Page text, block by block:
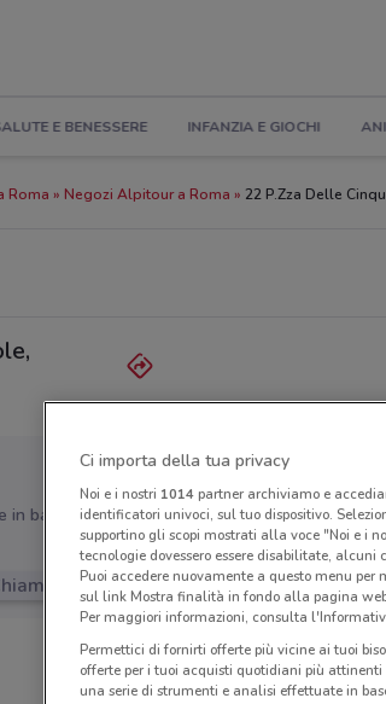
E BENESSERE INFANZIA E GIOCHI
Roma Negozi Alpitour a Roma 22 P.Zza Delle
in base agli ultimi provvedimenti regionali o
il negozio
Ci importa della tua privacy
Noi e i nostri 1014partner archiviamo e
identificatori univoci, sul tuo dispositivo.
supportino gli scopi mostrati alla voce "Noi e i
tecnologie dovessero essere disabilitate,
Puoi accedere nuovamente a questo menu per
sul link Mostra finalità in fondo alla pagina
Per maggiori informazioni, consulta
Permettici di fornirti offerte più vicine ai tuoi
offerte per i tuoi acquisti quotidiani più
una serie di strumenti e analisi effettuate in